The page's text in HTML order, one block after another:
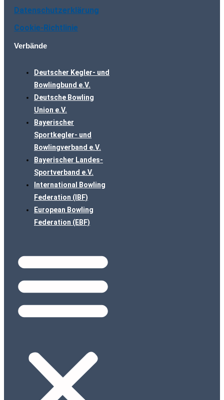
Datenschutzerklärung
Cookie-Richtlinie
Verbände
Deutscher Kegler- und
Bowlingbund e.V.
Deutsche Bowling
Union e.V.
Bayerischer
Sportkegler- und
Bowlingverband e.V.
Bayerischer Landes-
Sportverband e.V.
International Bowling
Federation (IBF)
European Bowling
Federation (EBF)